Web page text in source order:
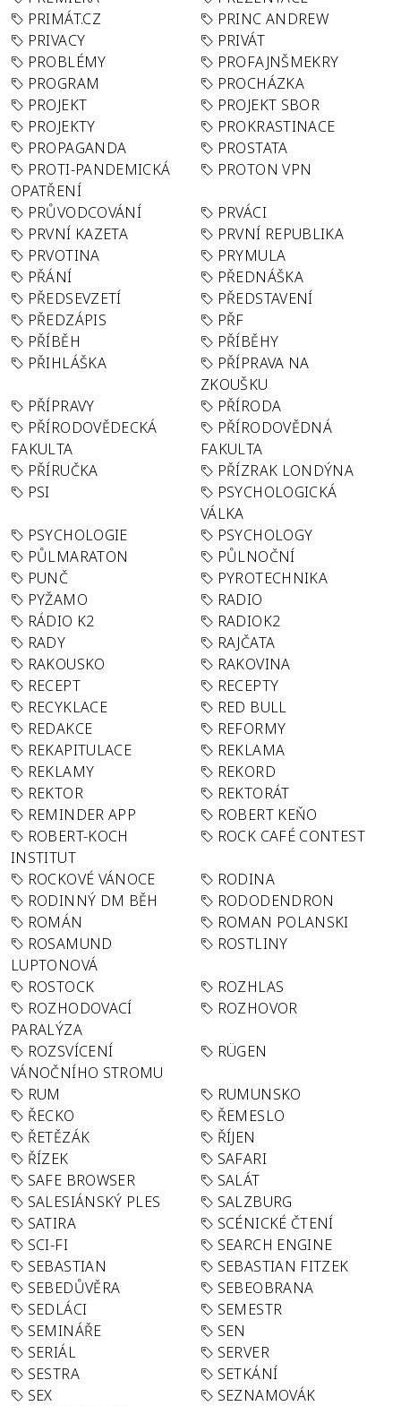
PRIMÁT.CZ
PRINC ANDREW
PRIVACY
PRIVÁT
PROBLÉMY
PROFAJNŠMEKRY
PROGRAM
PROCHÁZKA
PROJEKT
PROJEKT SBOR
PROJEKTY
PROKRASTINACE
PROPAGANDA
PROSTATA
PROTI-PANDEMICKÁ
OPATŘENÍ
PROTON VPN
PRŮVODCOVÁNÍ
PRVÁCI
PRVNÍ KAZETA
PRVNÍ REPUBLIKA
PRVOTINA
PRYMULA
PŘÁNÍ
PŘEDNÁŠKA
PŘEDSEVZETÍ
PŘEDSTAVENÍ
PŘEDZÁPIS
PŘF
PŘÍBĚH
PŘÍBĚHY
PŘIHLÁŠKA
PŘÍPRAVA NA
ZKOUŠKU
PŘÍPRAVY
PŘÍRODA
PŘÍRODOVĚDECKÁ
FAKULTA
PŘÍRODOVĚDNÁ
FAKULTA
PŘÍRUČKA
PŘÍZRAK LONDÝNA
PSI
PSYCHOLOGICKÁ
VÁLKA
PSYCHOLOGIE
PSYCHOLOGY
PŮLMARATON
PŮLNOČNÍ
PUNČ
PYROTECHNIKA
PYŽAMO
RADIO
RÁDIO K2
RADIOK2
RADY
RAJČATA
RAKOUSKO
RAKOVINA
RECEPT
RECEPTY
RECYKLACE
RED BULL
REDAKCE
REFORMY
REKAPITULACE
REKLAMA
REKLAMY
REKORD
REKTOR
REKTORÁT
REMINDER APP
ROBERT KEŇO
ROBERT-KOCH
INSTITUT
ROCK CAFÉ CONTEST
ROCKOVÉ VÁNOCE
RODINA
RODINNÝ DM BĚH
RODODENDRON
ROMÁN
ROMAN POLANSKI
ROSAMUND
LUPTONOVÁ
ROSTLINY
ROSTOCK
ROZHLAS
ROZHODOVACÍ
PARALÝZA
ROZHOVOR
ROZSVÍCENÍ
VÁNOČNÍHO STROMU
RÜGEN
RUM
RUMUNSKO
ŘECKO
ŘEMESLO
ŘETĚZÁK
ŘÍJEN
ŘÍZEK
SAFARI
SAFE BROWSER
SALÁT
SALESIÁNSKÝ PLES
SALZBURG
SATIRA
SCÉNICKÉ ČTENÍ
SCI-FI
SEARCH ENGINE
SEBASTIAN
SEBASTIAN FITZEK
SEBEDŮVĚRA
SEBEOBRANA
SEDLÁCI
SEMESTR
SEMINÁŘE
SEN
SERIÁL
SERVER
SESTRA
SETKÁNÍ
SEX
SEZNAMOVÁK